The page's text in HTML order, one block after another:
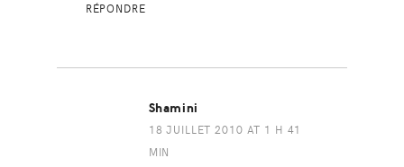
RÉPONDRE
Shamini
18 JUILLET 2010 AT 1 H 41
MIN